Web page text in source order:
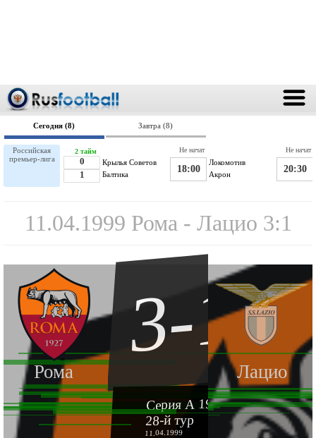
Сегодня (8) Завтра (8)
Российская
премьер-лига
Крылья Советов
0
1
Балтика
2 тайм
Локомотив
18:00 Акрон
Не начат
20:30
Не начат
11.04.1999 Рома - Лацио 3:1
Рома Лацио
3-1
Серия А 1998-1999
28-й тур
11.04.1999